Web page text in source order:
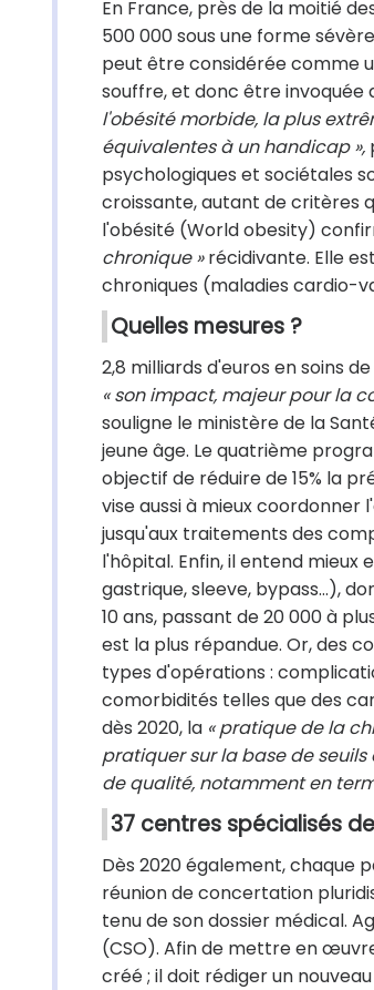
En France, près de la moitié
500 000 sous une forme
peut être considérée comme
souffre, et donc être invoquée
l'obésité morbide, la plus
équivalentes à un handicap »,
psychologiques et sociétales
croissante, autant de critères
l'obésité (World obesity)
chronique »récidivante. Elle
chroniques (maladies cardio-
Quelles mesures ?
2,8 milliards d'euros en soins
« son impact, majeur pour la
souligne le ministère de la
jeune âge. Le quatrième
objectif de réduire de 15% la
vise aussi à mieux
jusqu'aux traitements des
l'hôpital. Enfin, il entend
gastrique, sleeve, bypass…),
10 ans, passant de 20 000 à
est la plus répandue. Or, des
types d'opérations :
comorbidités telles que des
dès 2020, la « pratique de la
pratiquer sur la base de
de qualité, notamment en
37 centres spécialisés
Dès 2020 également, chaque
réunion de concertation
tenu de son dossier médical.
(CSO). Afin de mettre en
créé ; il doit rédiger un